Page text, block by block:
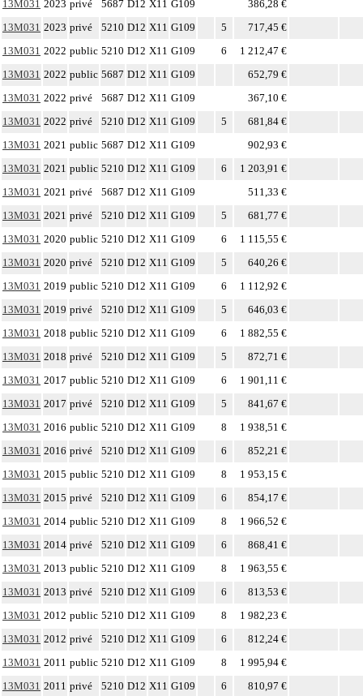
13M031 2023 privé 5687 D12 X11 G109
386,28 €
13M031 2023 privé 5210 D12 X11 G109 5
717,45 €
13M031 2022 public 5210 D12 X11 G109 6
1 212,47 €
13M031 2022 public 5687 D12 X11 G109
652,79 €
13M031 2022 privé 5687 D12 X11 G109
367,10 €
13M031 2022 privé 5210 D12 X11 G109 5
681,84 €
13M031 2021 public 5687 D12 X11 G109
902,93 €
13M031 2021 public 5210 D12 X11 G109 6
1 203,91 €
13M031 2021 privé 5687 D12 X11 G109
511,33 €
13M031 2021 privé 5210 D12 X11 G109 5
681,77 €
13M031 2020 public 5210 D12 X11 G109 6
1 115,55 €
13M031 2020 privé 5210 D12 X11 G109 5
640,26 €
13M031 2019 public 5210 D12 X11 G109 6
1 112,92 €
13M031 2019 privé 5210 D12 X11 G109 5
646,03 €
13M031 2018 public 5210 D12 X11 G109 6
1 882,55 €
13M031 2018 privé 5210 D12 X11 G109 5
872,71 €
13M031 2017 public 5210 D12 X11 G109 6
1 901,11 €
13M031 2017 privé 5210 D12 X11 G109 5
841,67 €
13M031 2016 public 5210 D12 X11 G109 8
1 938,51 €
13M031 2016 privé 5210 D12 X11 G109 6
852,21 €
13M031 2015 public 5210 D12 X11 G109 8
1 953,15 €
13M031 2015 privé 5210 D12 X11 G109 6
854,17 €
13M031 2014 public 5210 D12 X11 G109 8
1 966,52 €
13M031 2014 privé 5210 D12 X11 G109 6
868,41 €
13M031 2013 public 5210 D12 X11 G109 8
1 963,55 €
13M031 2013 privé 5210 D12 X11 G109 6
813,53 €
13M031 2012 public 5210 D12 X11 G109 8
1 982,23 €
13M031 2012 privé 5210 D12 X11 G109 6
812,24 €
13M031 2011 public 5210 D12 X11 G109 8
1 995,94 €
13M031 2011 privé 5210 D12 X11 G109 6
810,97 €